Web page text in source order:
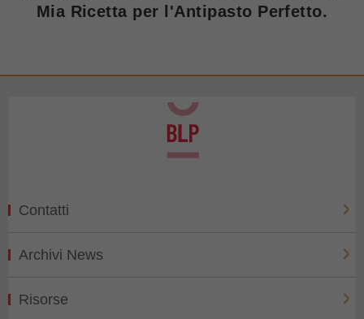
Mia Ricetta per l'Antipasto Perfetto.
Contatti
Archivi News
Risorse